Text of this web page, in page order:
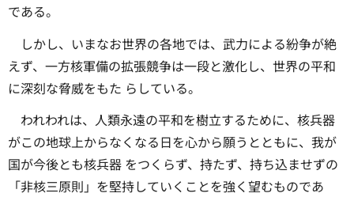
である。
しかし、いまなお世界の各地では、武力による紛争が絶
えず、一方核軍備の拡張競争は一段と激化し、世界の平和
に深刻な脅威をもた らしている。
われわれは、人類永遠の平和を樹立するために、核兵器
がこの地球上からなくなる日を心から願うとともに、我が
国が今後とも核兵器 をつくらず、持たず、持ち込ませずの
「非核三原則」を堅持していくことを強く望むものであ